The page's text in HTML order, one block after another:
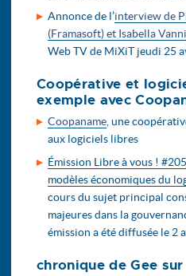
Annonce de l’interview de
(Framasoft) et Isabella Vanni
Web TV de MiXiT jeudi 25
Coopérative et
exemple avec
Coopaname , une
aux logiciels libres
Émission Libre à vous !
modèles économiques du
cours du sujet principal
majeures dans la
émission a été diffusée le 2
chronique de Gee